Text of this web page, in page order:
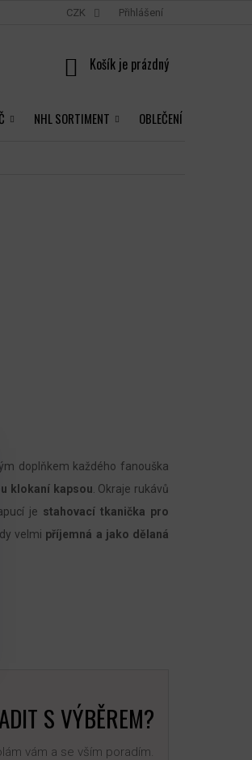
CZK Přihlášení
NÁKUPNÍ
NHL SORTIMENT OBLEČENÍ
doplňkem každého fanouška
klokaní kapsou . Okraje rukávů
je stahovací tkanička pro
velmi příjemná a jako dělaná
S VÝBĚREM?
vám a se vším poradím.